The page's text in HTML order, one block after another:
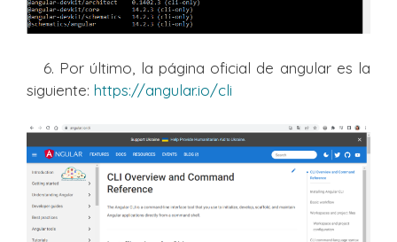
6. Por último, la página oficial de angular es la
siguiente: https://angular.io/cli